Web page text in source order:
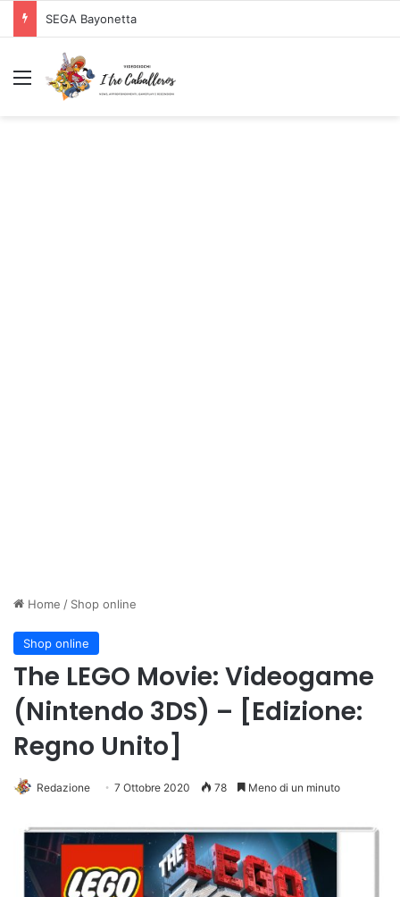
SEGA Bayonetta
Menu
Home / Shop online
Shop online
The LEGO Movie: Videogame
(Nintendo 3DS) – [Edizione:
Regno Unito]
Redazione 7 Ottobre 2020 78 Meno di un minuto